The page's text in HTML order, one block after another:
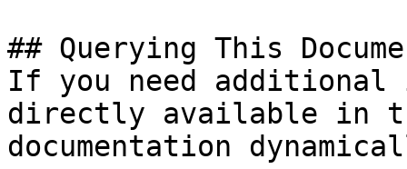
## Querying This
If you need
directly available in
documentation